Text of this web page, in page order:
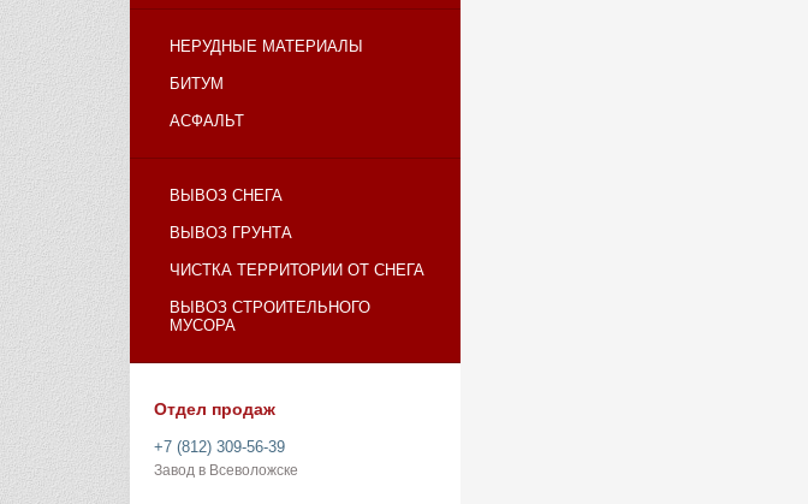
НЕРУДНЫЕ МАТЕРИАЛЫ
БИТУМ
АСФАЛЬТ
ВЫВОЗ СНЕГА
ВЫВОЗ ГРУНТА
ЧИСТКА ТЕРРИТОРИИ ОТ СНЕГА
ВЫВОЗ СТРОИТЕЛЬНОГО
МУСОРА
Отдел продаж
+7 (812) 309-56-39
Завод в Всеволожске